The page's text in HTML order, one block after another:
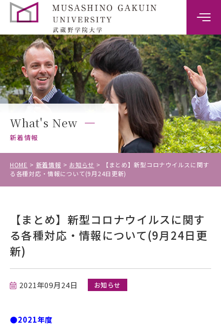
大学案内
学部案内
キャンパスライフ
キャリア・就職支援
入試情報
在学生の方
保護者の方
What's New
新着情報
HOME 新着情報 お知らせ
【まとめ】新型コロナウイルスに関す
る各種対応・情報について(9月24日更新)
【まとめ】新型コロナウイルスに関す
る各種対応・情報について(9月24日更
新)
2021年09月24日 お知らせ
●2021年度